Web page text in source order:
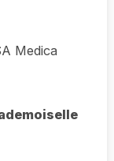
Medica